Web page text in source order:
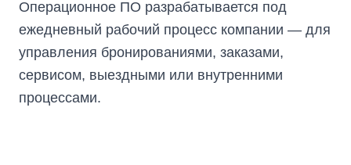
Операционное ПО разрабатывается под
ежедневный рабочий процесс компании — для
управления бронированиями, заказами,
сервисом, выездными или внутренними
процессами.